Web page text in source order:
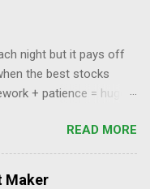
ม ในคลิปนี้เธอจัดเต็ม
บเครื่องเอามากๆ ทฤษฎี
งนี้ Common gap ใน
จะตบขึ้น/ลงเพื่อให้เม่า
าสนใจ gap ประเภทนี้มัก
กไม่นาน เพราะราคายัง
night but it pays off
the best stocks
+ patience = huge
นักทุกคืน จะให้ผล
ศาลเป็นล้านๆ เมื่อรวม
และความอดทนเข้า
READ MORE
Maker